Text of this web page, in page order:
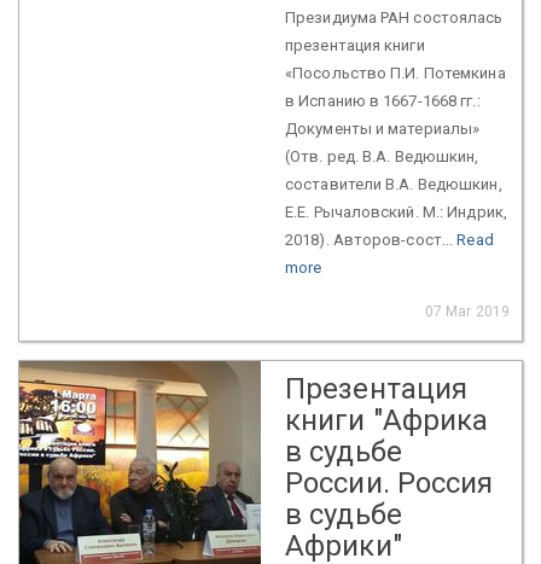
Президиума РАН состоялась
презентация книги
«Посольство П.И. Потемкина
в Испанию в 1667-1668 гг.:
Документы и материалы»
(Отв. ред. В.А. Ведюшкин,
составители В.А. Ведюшкин,
Е.Е. Рычаловский. М.: Индрик,
2018). Авторов-сост...Read
more
07 Mar 2019
Презентация
книги "Африка
в судьбе
России. Россия
в судьбе
Африки"